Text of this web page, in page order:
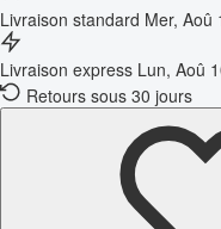
Livraison standard Mer, Aoû
Livraison express Lun, Aoû
Retours sous 30 jours